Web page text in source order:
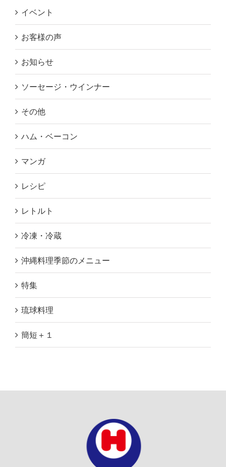
イベント
お客様の声
お知らせ
ソーセージ・ウインナー
その他
ハム・ベーコン
マンガ
レシピ
レトルト
冷凍・冷蔵
沖縄料理季節のメニュー
特集
琉球料理
簡短＋１